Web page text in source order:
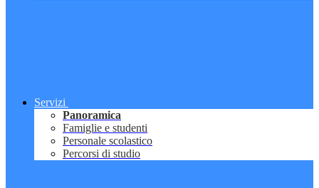
Servizi
Panoramica
Famiglie e studenti
Personale scolastico
Percorsi di studio